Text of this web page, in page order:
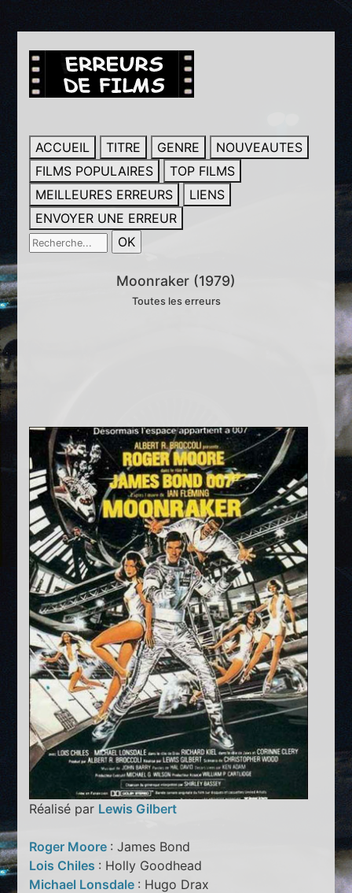
ACCUEIL TITRE GENRE
NOUVEAUTES
FILMS POPULAIRES
TOP FILMS
MEILLEURES ERREURS
LIENS
ENVOYER UNE ERREUR
Moonraker (1979)
Toutes les erreurs
Réalisé par Lewis Gilbert
Roger Moore : James Bond
Lois Chiles : Holly Goodhead
Michael Lonsdale : Hugo Drax